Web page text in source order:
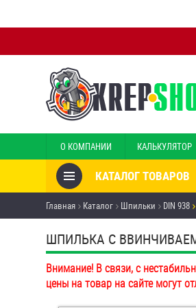
О КОМПАНИИ КАЛЬКУЛЯТОР
КАТАЛОГ ТОВАРОВ
Товары со скидкой
Анкеры
Антивандальный крепёж,
инструмент
Болты и винты
Главная Каталог Шпильки DIN 938
ШПИЛЬКА C
Внимание! В связи, с
цены на товар на сайте могут